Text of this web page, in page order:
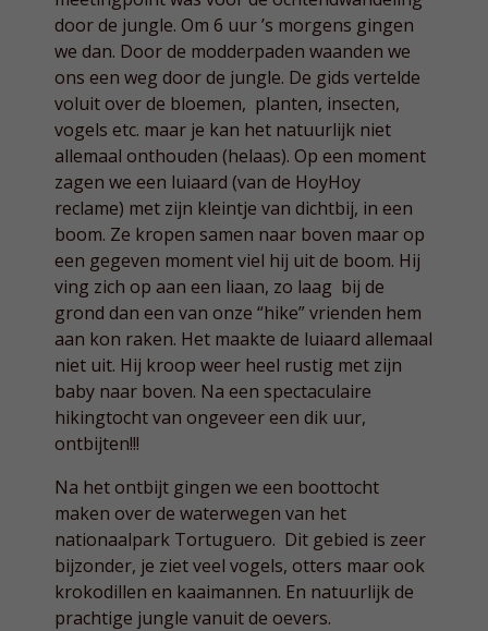
door de jungle. Om 6 uur ’s morgens gingen
we dan. Door de modderpaden waanden we
ons een weg door de jungle. De gids vertelde
voluit over de bloemen, planten, insecten,
vogels etc. maar je kan het natuurlijk niet
allemaal onthouden (helaas). Op een moment
zagen we een luiaard (van de HoyHoy
reclame) met zijn kleintje van dichtbij, in een
boom. Ze kropen samen naar boven maar op
een gegeven moment viel hij uit de boom. Hij
ving zich op aan een liaan, zo laag bij de
grond dan een van onze “hike” vrienden hem
aan kon raken. Het maakte de luiaard allemaal
niet uit. Hij kroop weer heel rustig met zijn
baby naar boven. Na een spectaculaire
hikingtocht van ongeveer een dik uur,
ontbijten!!!
Na het ontbijt gingen we een boottocht
maken over de waterwegen van het
nationaalpark Tortuguero. Dit gebied is zeer
bijzonder, je ziet veel vogels, otters maar ook
krokodillen en kaaimannen. En natuurlijk de
prachtige jungle vanuit de oevers.